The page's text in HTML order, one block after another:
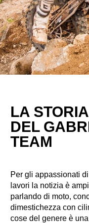
LA
DEL
TEAM
Per gli appassionati
lavori la notizia è
parlando di moto,
dimestichezza con
cose del genere è